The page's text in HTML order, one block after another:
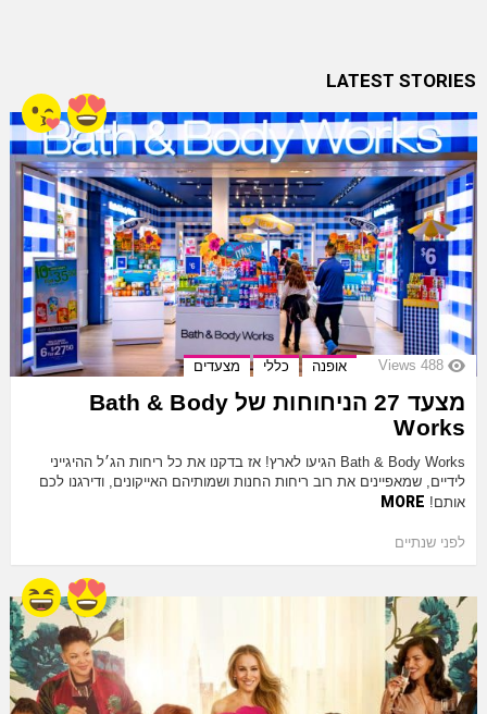
LATEST STORIES
488
Views אופנה כללי מצעדים
מצעד 27 הניחוחות של Bath & Body
Works
Bath & Body Works הגיעו לארץ! אז בדקנו את כל ריחות הג׳ל ההיגייני
לידיים, שמאפיינים את רוב ריחות החנות ושמותיהם האייקונים, ודירגנו לכם
אותם! MORE
לפני שנתיים